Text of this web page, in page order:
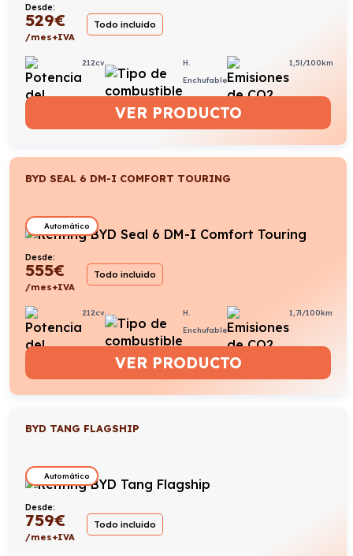
Desde:
529€
/mes+IVA
Todo incluido
212cv
H.
Enchufable
1,5l/100km
VER PRODUCTO
BYD SEAL 6 DM-I COMFORT TOURING
Automático
Desde:
555€
/mes+IVA
Todo incluido
212cv
H.
Enchufable
1,7l/100km
VER PRODUCTO
BYD TANG FLAGSHIP
Automático
Desde:
759€
/mes+IVA
Todo incluido